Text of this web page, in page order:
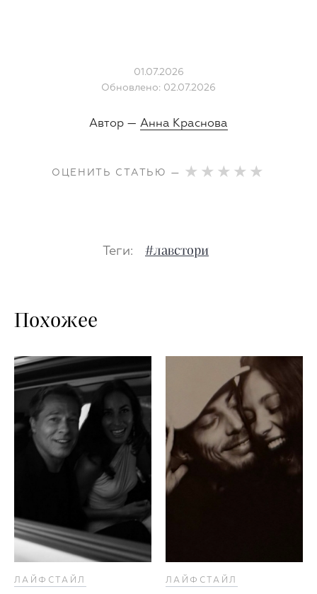
01.07.2026
Обновлено: 02.07.2026
Автор — Анна Краснова
ОЦЕНИТЬ СТАТЬЮ —
Теги: #лавстори
Похожее
ЛАЙФСТАЙЛ ЛАЙФСТАЙЛ